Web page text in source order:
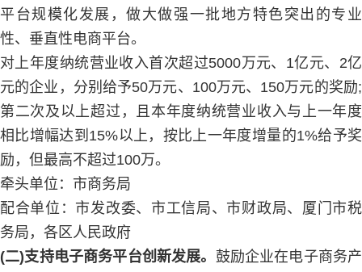
平台规模化发展，做大做强一批地方特色突出的专业
性、垂直性电商平台。
对上年度纳统营业收入首次超过5000万元、1亿元、2亿
元的企业，分别给予50万元、100万元、150万元的奖励;
第二次及以上超过，且本年度纳统营业收入与上一年度
相比增幅达到15%以上，按比上一年度增量的1%给予奖
励，但最高不超过100万。
牵头单位：市商务局
配合单位：市发改委、市工信局、市财政局、厦门市税
务局，各区人民政府
(二)支持电子商务平台创新发展。 鼓励企业在电子商务产